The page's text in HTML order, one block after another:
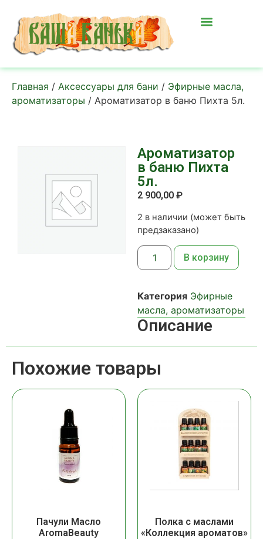
Главная / Аксессуары для бани / Эфирные масла,
ароматизаторы / Ароматизатор в баню Пихта 5л.
Ароматизатор
в баню Пихта
5л.
2 900,00 ₽
2 в наличии (может быть
предзаказано)
В корзину
Категория Эфирные
масла, ароматизаторы
Описание
Похожие товары
Пачули Масло
AromaBeauty
Полка с маслами
«Коллекция ароматов»